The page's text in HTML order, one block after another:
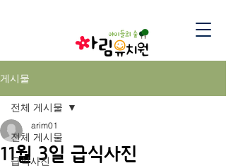
게시물
전체 게시물
급식사진
전체 게시물
11월 3일 급식사진
arim01